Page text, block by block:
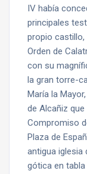
IV había
principales
propio castillo,
Orden de
con su
la gran torre-
María la
de Alcañiz
Compromiso
Plaza de
antigua iglesia
gótica en